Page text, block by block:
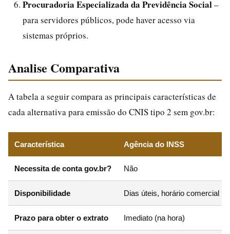
Procuradoria Especializada da Previdência Social–
para servidores públicos, pode haver acesso via
sistemas próprios.
Analise Comparativa
A tabela a seguir compara as principais características de
cada alternativa para emissão do CNIS tipo 2 sem gov.br:
Característica Agência do INSS
Necessita de conta gov.br? Não
Disponibilidade Dias úteis, horário comercial
Prazo para obter o extrato Imediato (na hora)